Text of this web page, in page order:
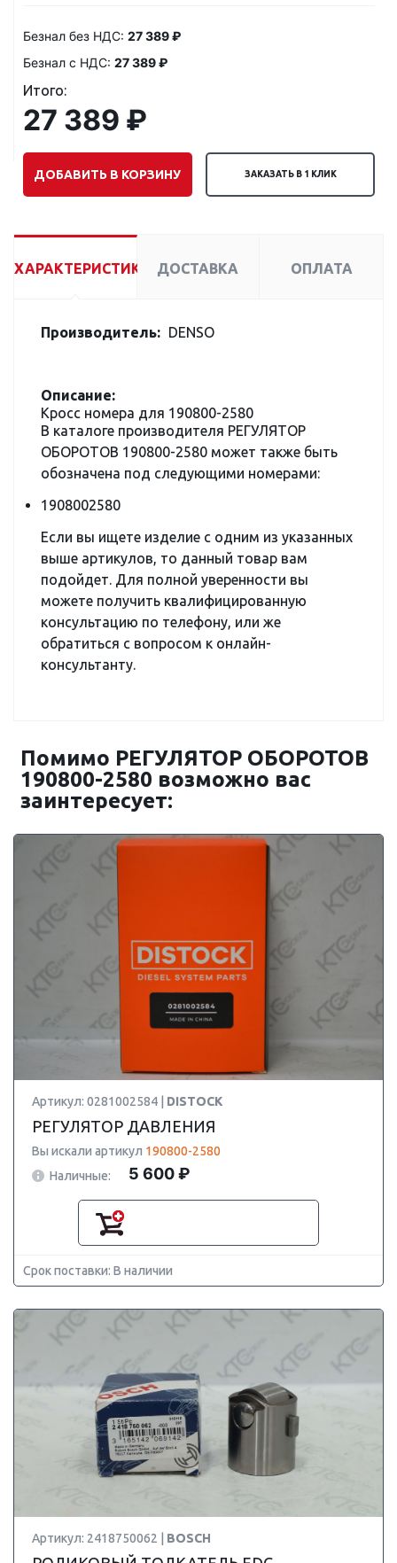
Безнал без НДС: 27 389 ₽
Безнал с НДС: 27 389 ₽
Итого:
27 389 ₽
ДОБАВИТЬ В КОРЗИНУ ЗАКАЗАТЬ В 1 КЛИК
ХАРАКТЕРИСТИКИ ДОСТАВКА ОПЛАТА
Производитель: DENSO
Описание:
Кросс номера для 190800-2580
В каталоге производителя РЕГУЛЯТОР
ОБОРОТОВ 190800-2580 может также быть
обозначена под следующими номерами:
1908002580
Если вы ищете изделие с одним из указанных
выше артикулов, то данный товар вам
подойдет. Для полной уверенности вы
можете получить квалифицированную
консультацию по телефону, или же
обратиться с вопросом к онлайн-
консультанту.
Помимо РЕГУЛЯТОР ОБОРОТОВ
190800-2580 возможно вас
заинтересует:
Артикул: 0281002584 | DISTOCK
РЕГУЛЯТОР ДАВЛЕНИЯ
Вы искали артикул 190800-2580
Наличные:
5 600 ₽
Срок поставки: В наличии
Артикул: 2418750062 | BOSCH